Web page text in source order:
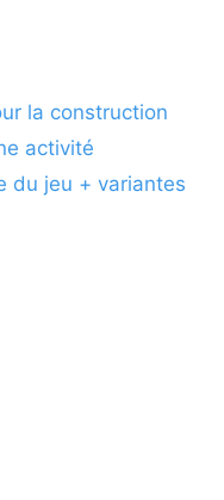
la construction
activité
du jeu + variantes